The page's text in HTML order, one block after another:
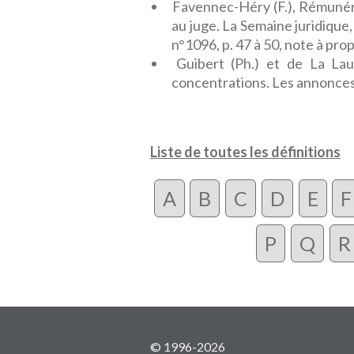
Favennec-Héry (F.),
au juge. La Semaine
n°1096, p. 47 à 50, note à
Guibert (Ph.) et de La
concentrations. Les
Liste de toutes les définitions
A B C D E
F
P
Q R
© 1996-2026